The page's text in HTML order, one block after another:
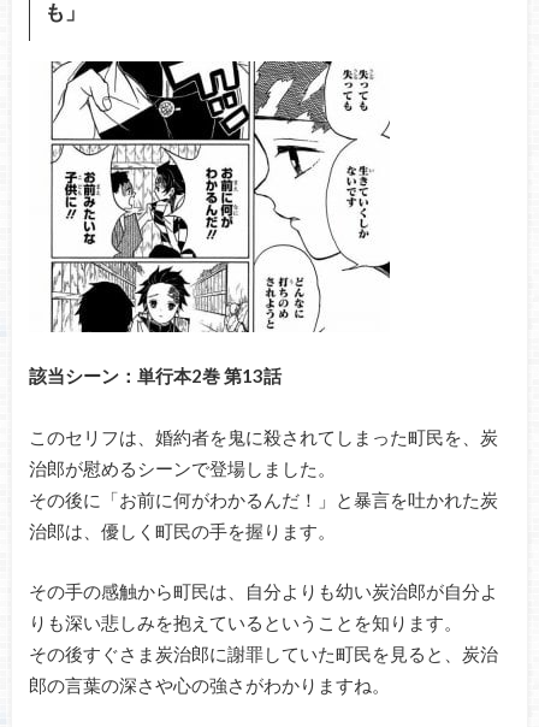
も」
該当シーン：単行本2巻 第13話
このセリフは、婚約者を鬼に殺されてしまった町民を、炭
治郎が慰めるシーンで登場しました。
その後に「お前に何がわかるんだ！」と暴言を吐かれた炭
治郎は、優しく町民の手を握ります。
その手の感触から町民は、自分よりも幼い炭治郎が自分よ
りも深い悲しみを抱えているということを知ります。
その後すぐさま炭治郎に謝罪していた町民を見ると、炭治
郎の言葉の深さや心の強さがわかりますね。